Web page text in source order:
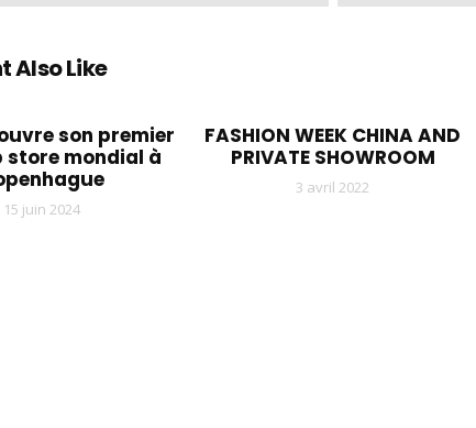
Also Like
son premier
store mondial à
15 juin 2024
FASHION WEEK CHINA AND
PRIVATE SHOWROOM
3 avril 2022